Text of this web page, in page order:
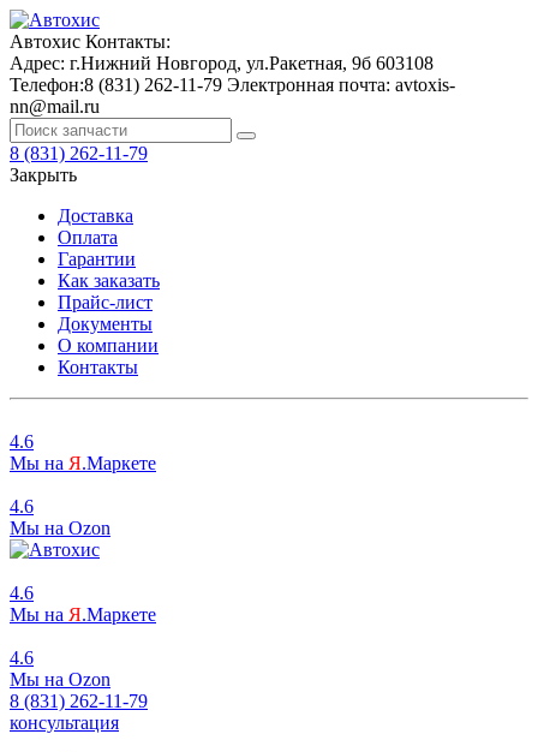
Автохис Контакты:
Адрес: г.Нижний Новгород, ул.Ракетная, 9б 603108
Телефон:8 (831) 262-11-79 Электронная почта: avtoxis-
nn@mail.ru
8 (831) 262-11-79
Закрыть
Доставка
Оплата
Гарантии
Как заказать
Прайс-лист
Документы
О компании
Контакты
4.6
Мы на Я.Маркете
4.6
Мы на Ozon
4.6
Мы на Я.Маркете
4.6
Мы на Ozon
8 (831) 262-11-79
консультация